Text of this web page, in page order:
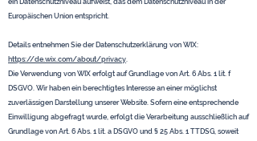
ein Datenschutzniveau aufweist, das dem Datenschutzniveau in der
Europäischen Union entspricht.
Details entnehmen Sie der Datenschutzerklärung von WIX:
https://de.wix.com/about/privacy.
Die Verwendung von WIX erfolgt auf Grundlage von Art. 6 Abs. 1 lit. f
DSGVO. Wir haben ein berechtigtes Interesse an einer möglichst
zuverlässigen Darstellung unserer Website. Sofern eine entsprechende
Einwilligung abgefragt wurde, erfolgt die Verarbeitung ausschließlich auf
Grundlage von Art. 6 Abs. 1 lit. a DSGVO und § 25 Abs. 1 TTDSG, soweit